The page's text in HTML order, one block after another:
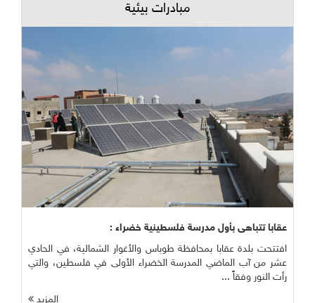
مبادرات بيئية
عقابا تتباهى بأول مدرسة فلسطينية خضراء :
افتتحت بلدة عقابا بمحافظة طوباس والأغوار الشمالية، في الحادي
عشر من آب الماضي المدرسة الخضراء الأولى في فلسطين، والتي
رأت النور وفقاً ...
المزيد